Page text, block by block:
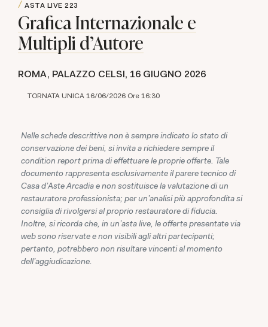
ASTA LIVE 223
Grafica Internazionale e
Multipli d'Autore
ROMA, PALAZZO CELSI, 16 GIUGNO 2026
TORNATA UNICA 16/06/2026 Ore 16:30
Nelle schede descrittive non è sempre indicato lo stato di
conservazione dei beni, si invita a richiedere sempre il
condition report prima di effettuare le proprie offerte. Tale
documento rappresenta esclusivamente il parere tecnico di
Casa d'Aste Arcadia e non sostituisce la valutazione di un
restauratore professionista; per un'analisi più approfondita si
consiglia di rivolgersi al proprio restauratore di fiducia.
Inoltre, si ricorda che, in un'asta live, le offerte presentate via
web sono riservate e non visibili agli altri partecipanti;
pertanto, potrebbero non risultare vincenti al momento
dell'aggiudicazione.